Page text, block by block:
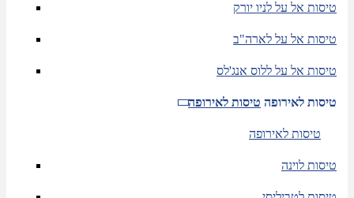
טיסות אל על לניו יורק
טיסות אל על לארה"ב
טיסות אל על ללוס אנג'לס
טיסות לאירופה טיסות לאירופה
טיסות לאירופה
טיסות לוינה